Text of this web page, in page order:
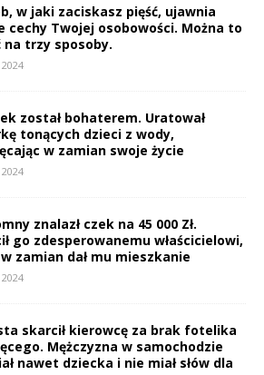
w jaki zaciskasz pięść, ujawnia
cechy Twojej osobowości. Można to
na trzy sposoby.
został bohaterem. Uratował
tonących dzieci z wody,
w zamian swoje życie
znalazł czek na 45 000 Zł.
go zdesperowanemu właścicielowi,
zamian dał mu mieszkanie
skarcił kierowcę za brak fotelika
Mężczyzna w samochodzie
nawet dziecka i nie miał słów dla